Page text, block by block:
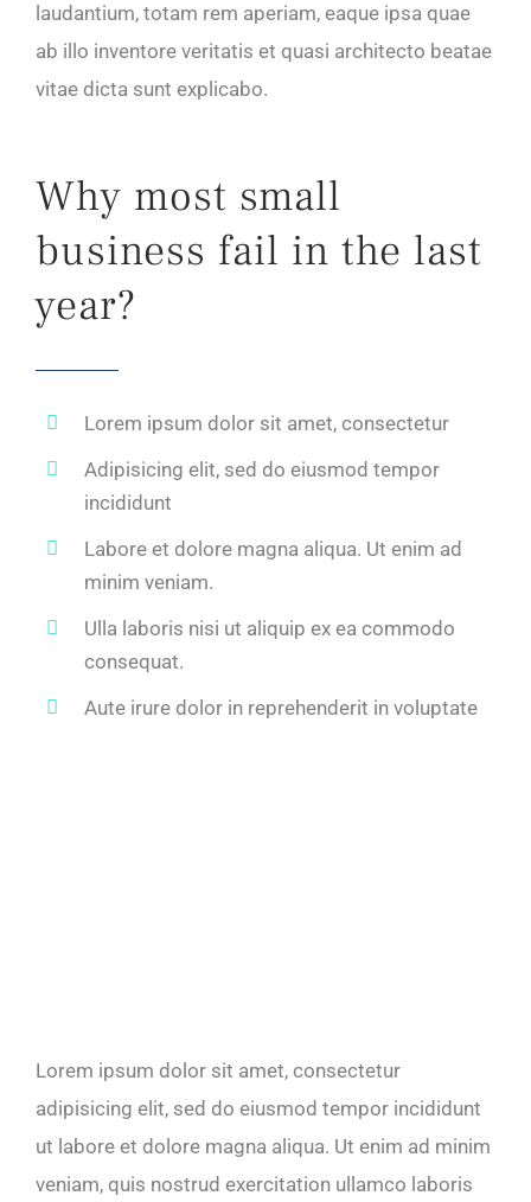
laudantium, totam rem aperiam, eaque ipsa quae
ab illo inventore veritatis et quasi architecto beatae
vitae dicta sunt explicabo.
Why most small
business fail in the last
year?
Lorem ipsum dolor sit amet, consectetur
Adipisicing elit, sed do eiusmod tempor
incididunt
Labore et dolore magna aliqua. Ut enim ad
minim veniam.
Ulla laboris nisi ut aliquip ex ea commodo
consequat.
Aute irure dolor in reprehenderit in voluptate
Lorem ipsum dolor sit amet, consectetur
adipisicing elit, sed do eiusmod tempor incididunt
ut labore et dolore magna aliqua. Ut enim ad minim
veniam, quis nostrud exercitation ullamco laboris